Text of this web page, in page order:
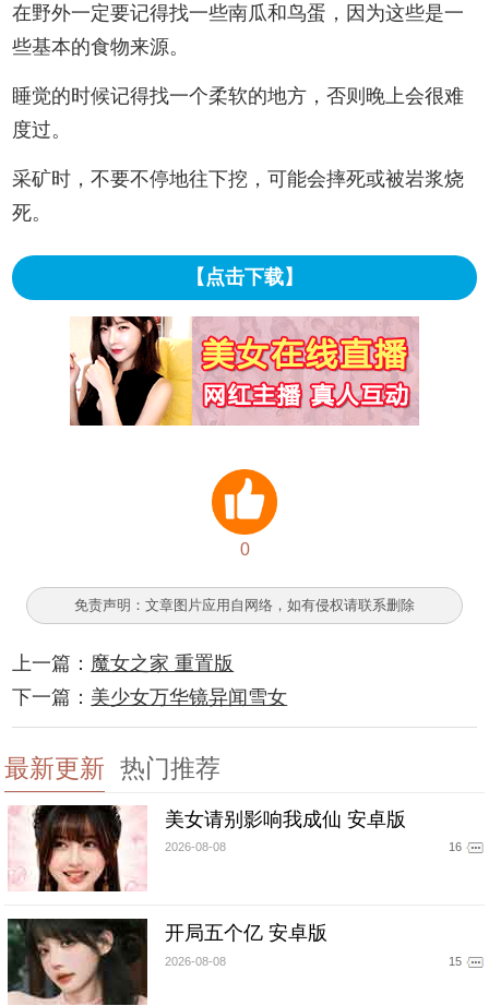
在野外一定要记得找一些南瓜和鸟蛋，因为这些是一
些基本的食物来源。
睡觉的时候记得找一个柔软的地方，否则晚上会很难
度过。
采矿时，不要不停地往下挖，可能会摔死或被岩浆烧
死。
【点击下载】
0
免责声明：文章图片应用自网络，如有侵权请联系删除
上一篇： 魔女之家 重置版
下一篇： 美少女万华镜异闻雪女
最新更新 热门推荐
美女请别影响我成仙 安卓版
2026-08-08 16
开局五个亿 安卓版
2026-08-08 15